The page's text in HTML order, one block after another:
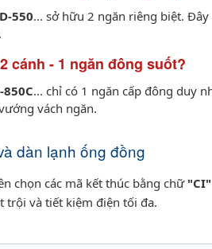
550... sở hữu 2 ngăn riêng biệt.
cánh - 1 ngăn đông suốt?
850C... chỉ có 1 ngăn cấp đông duy
vách ngăn.
dàn lạnh ống đồng
chọn các mã kết thúc bằng chữ "CI"
trội và tiết kiệm điện tối đa.